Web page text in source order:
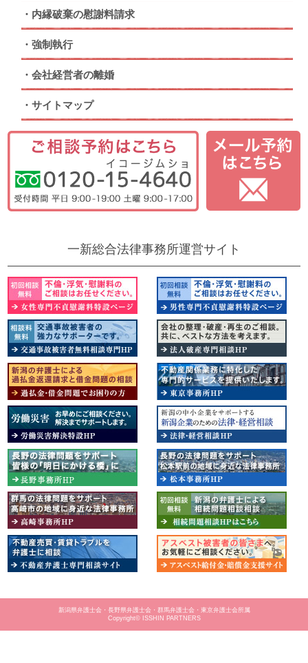
内縁破棄の慰謝料請求
強制執行
会社経営者の離婚
サイトマップ
一新総合法律事務所運営サイト
新潟県弁護士会・長野県弁護士会・群馬弁護士会・東京弁護士会所属
Copyright© ISSHIN PARTNERS